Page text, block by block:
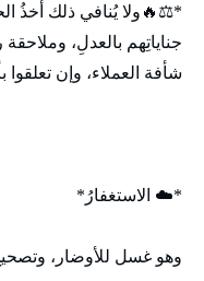
*⚖️🔥ولا يُنافي ذلك أخذُ
جناياتِهم بالعدلِ،
شأفة العملاء، وإن تعلقوا
*☁️ الاستغفارُ*
وهو غسل للأوضار،